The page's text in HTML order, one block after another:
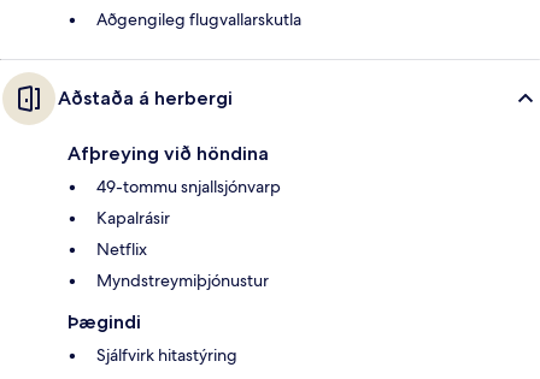
Aðgengileg flugvallarskutla
Aðstaða á herbergi
Afþreying við höndina
49-tommu snjallsjónvarp
Kapalrásir
Netflix
Myndstreymiþjónustur
Þægindi
Sjálfvirk hitastýring